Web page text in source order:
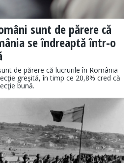
sunt de părere că
se îndreaptă într-o
de părere că lucrurile în România
greşită, în timp ce 20,8% cred că
bună.